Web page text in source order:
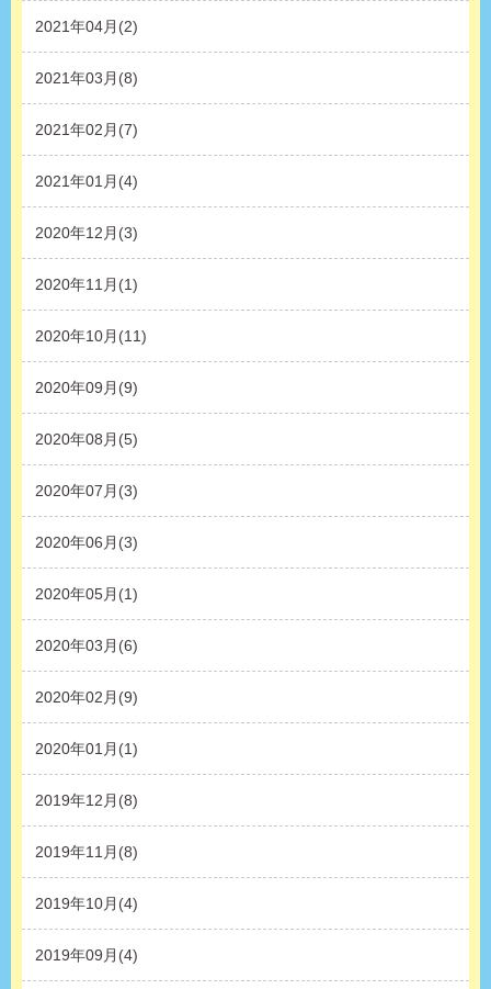
2021年04月(2)
2021年03月(8)
2021年02月(7)
2021年01月(4)
2020年12月(3)
2020年11月(1)
2020年10月(11)
2020年09月(9)
2020年08月(5)
2020年07月(3)
2020年06月(3)
2020年05月(1)
2020年03月(6)
2020年02月(9)
2020年01月(1)
2019年12月(8)
2019年11月(8)
2019年10月(4)
2019年09月(4)